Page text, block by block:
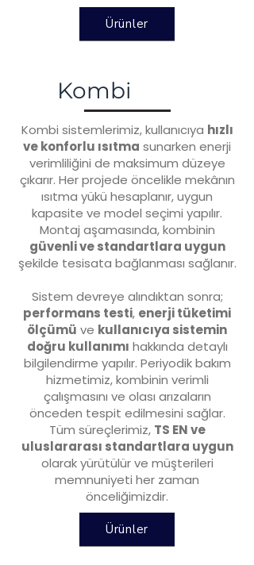
Ürünler
Kombi
Kombi sistemlerimiz, kullanıcıya hızlı
ve konforlu ısıtma sunarken enerji
verimliliğini de maksimum düzeye
çıkarır. Her projede öncelikle mekânın
ısıtma yükü hesaplanır, uygun
kapasite ve model seçimi yapılır.
Montaj aşamasında, kombinin
güvenli ve standartlara uygun
şekilde tesisata bağlanması sağlanır.
Sistem devreye alındıktan sonra;
performans testi, enerji tüketimi
ölçümü ve kullanıcıya sistemin
doğru kullanımı hakkında detaylı
bilgilendirme yapılır. Periyodik bakım
hizmetimiz, kombinin verimli
çalışmasını ve olası arızaların
önceden tespit edilmesini sağlar.
Tüm süreçlerimiz, TS EN ve
uluslararası standartlara uygun
olarak yürütülür ve müşterileri
memnuniyeti her zaman
önceliğimizdir.
Ürünler